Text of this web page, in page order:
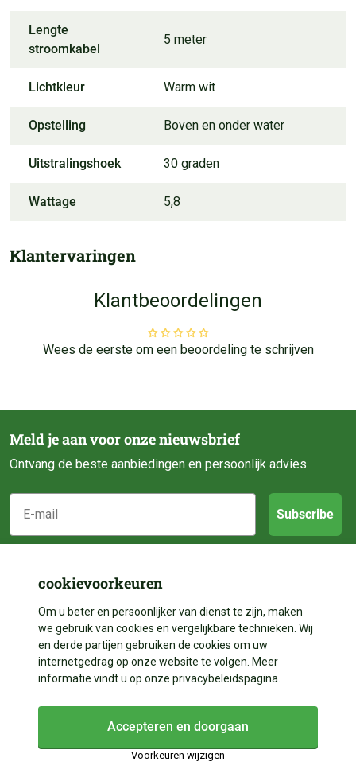
In winkelwagen
Lengte
stroomkabel
5 meter
Lichtkleur Warm wit
Opstelling Boven en onder water
Uitstralingshoek 30 graden
Wattage 5,8
Klantervaringen
Klantbeoordelingen
Wees de eerste om een beoordeling te schrijven
Meld je aan voor onze nieuwsbrief
Ontvang de beste aanbiedingen en persoonlijk advies.
E-mail
Subscribe
Klantenservice
Over ons
Contact
Betalen
Bezorgen
Categorieën
Vijveraanleg
Vijverdecoratie
Vijveronderdelen
Volg ons
+31 528 204 023
+31 528 204 023
cookievoorkeuren
Om u beter en persoonlijker van dienst te zijn, maken
we gebruik van cookies en vergelijkbare technieken. Wij
en derde partijen gebruiken de cookies om uw
internetgedrag op onze website te volgen. Meer
informatie vindt u op onze privacybeleidspagina.
Voorkeuren wijzigen
Accepteren en doorgaan